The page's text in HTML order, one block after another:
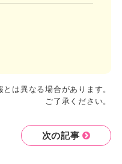
は異なる場合があります。
ご了承ください。
次の記事